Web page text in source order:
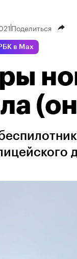
Поделиться
в Max